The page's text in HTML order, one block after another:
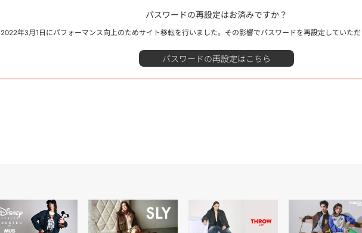
パスワードの再設定はお済みですか？
2022年3月1日にパフォーマンス向上のためサイト移転を行いました。その影響でパスワードを再設定していただ